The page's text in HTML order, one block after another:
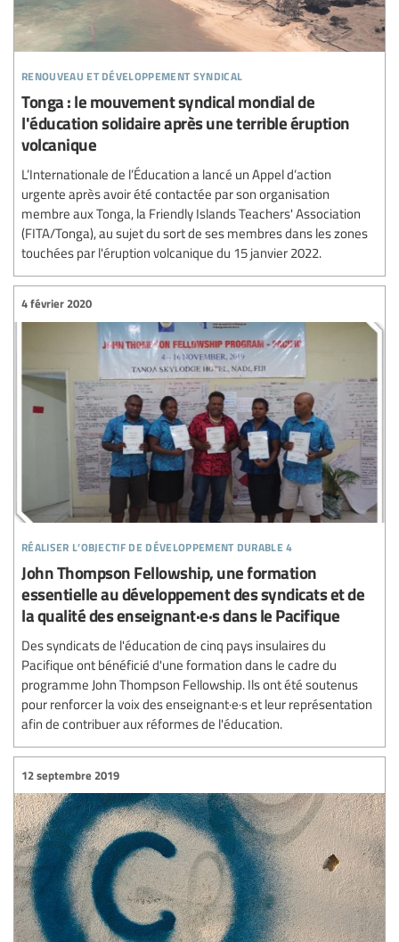
renouveau et développement syndical
Tonga : le mouvement syndical mondial de
l'éducation solidaire après une terrible éruption
volcanique
L’Internationale de l’Éducation a lancé un Appel d’action
urgente après avoir été contactée par son organisation
membre aux Tonga, la Friendly Islands Teachers' Association
(FITA/Tonga), au sujet du sort de ses membres dans les zones
touchées par l'éruption volcanique du 15 janvier 2022.
réaliser l’objectif de développement durable 4
4 février 2020
John Thompson Fellowship, une formation
essentielle au développement des syndicats et de
la qualité des enseignant·e·s dans le Pacifique
Des syndicats de l'éducation de cinq pays insulaires du
Pacifique ont bénéficié d'une formation dans le cadre du
programme John Thompson Fellowship. Ils ont été soutenus
pour renforcer la voix des enseignant·e·s et leur représentation
afin de contribuer aux réformes de l'éducation.
12 septembre 2019